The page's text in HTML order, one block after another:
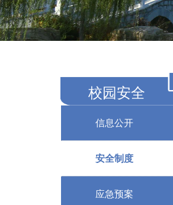
校园安全
信息公开
安全制度
应急预案